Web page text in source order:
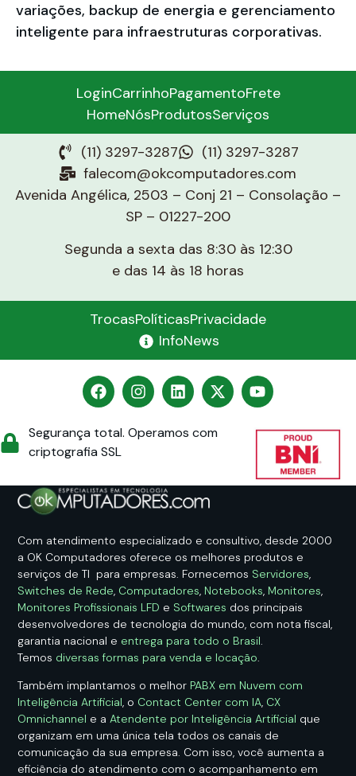
variações, backup de energia e gerenciamento
inteligente para infraestruturas corporativas.
LoginCarrinhoPagamentoFrete
HomeNósProdutosServiços
(11) 3297-3287
(11) 3297-3287
falecom@okcomputadores.com
Avenida Angélica, 2503 – Conj 21 – Consolação –
SP – 01227-200
Segunda a sexta das 8:30 às 12:30
e das 14 às 18 horas
TrocasPolíticasPrivacidade
InfoNews
Segurança total. Operamos com
criptografia SSL
Com atendimento especializado e consultivo, desde 2000
a OK Computadores oferece os melhores produtos e
serviços de TI para empresas. Fornecemos Servidores,
Switches de Rede, Computadores, Notebooks, Monitores,
Monitores Profissionais LFD e Softwares dos principais
desenvolvedores de tecnologia do mundo, com nota fiscal,
garantia nacional e entrega para todo o Brasil.
Temos diversas formas para venda e locação.
Também implantamos o melhor PABX em Nuvem com
Inteligência Artificial, o Contact Center com IA, CX
Omnichannel e aAtendente por Inteligência Artificial que
organizam em uma única tela todos os canais de
comunicação da sua empresa. Com isso, você aumenta a
eficiência do atendimento com o acompanhamento em